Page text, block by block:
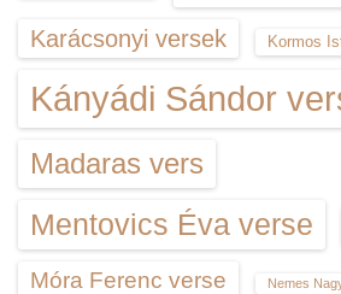
Karácsonyi versek Kormos
Kányádi Sándor
Madaras vers
Mentovics Éva verse
Móra Ferenc verse Nemes